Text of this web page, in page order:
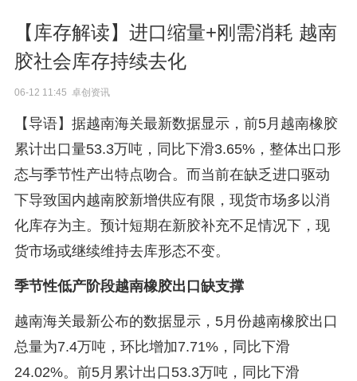
【库存解读】进口缩量+刚需消耗 越南
胶社会库存持续去化
06-12 11:45 卓创资讯
【导语】据越南海关最新数据显示，前5月越南橡胶
累计出口量53.3万吨，同比下滑3.65%，整体出口形
态与季节性产出特点吻合。而当前在缺乏进口驱动
下导致国内越南胶新增供应有限，现货市场多以消
化库存为主。预计短期在新胶补充不足情况下，现
货市场或继续维持去库形态不变。
季节性低产阶段越南橡胶出口缺支撑
越南海关最新公布的数据显示，5月份越南橡胶出口
总量为7.4万吨，环比增加7.71%，同比下滑
24.02%。前5月累计出口53.3万吨，同比下滑